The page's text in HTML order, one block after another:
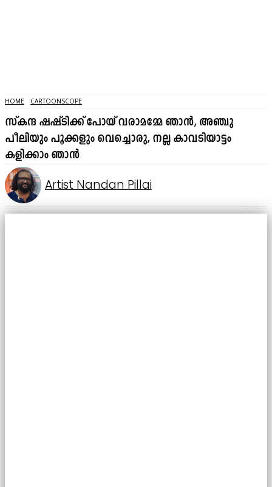
HOME CARTOONSCOPE
സ്കന്ദ ഷഷ്ടിക്ക് പോയ് വരാമമ്മേ ഞാൻ, അഞ്ചു
പീലിയും പൂക്കളും വെച്ചൊരു, നല്ല കാവടിയാട്ടം
കളിക്കാം ഞാൻ
Artist Nandan Pillai